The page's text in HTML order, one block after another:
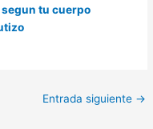
tu cuerpo
Entrada siguiente →